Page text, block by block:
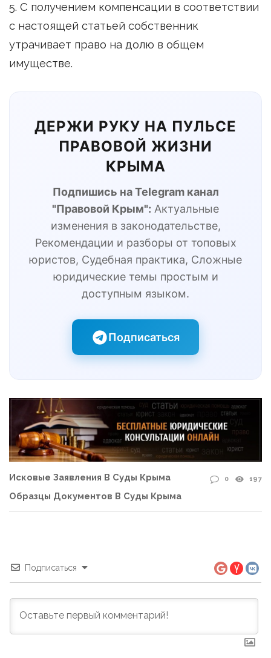
5. С получением компенсации в соответствии
с настоящей статьей собственник
утрачивает право на долю в общем
имуществе.
ДЕРЖИ РУКУ НА ПУЛЬСЕ
ПРАВОВОЙ ЖИЗНИ
КРЫМА
Подпишись на Telegram канал
"Правовой Крым": Актуальные
изменения в законодательстве,
Рекомендации и разборы от топовых
юристов, Судебная практика, Сложные
юридические темы простым и
доступным языком.
Подписаться
Исковые Заявления В Суды Крыма
Образцы Документов В Суды Крыма
0 197
Подписаться